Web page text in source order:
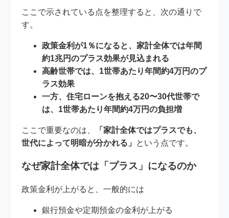
ここで示されている点を整理すると、次の通りで
す。
政策金利が1％になると、家計全体では年間
約1兆円のプラス効果が見込まれる
高齢世帯では、1世帯あたり年間約4万円のプ
ラス効果
一方、住宅ローンを抱える20〜30代世帯で
は、1世帯あたり年間約4万円の負担増
ここで重要なのは、
「家計全体ではプラスでも、
世代によって明暗が分かれる」 という点です。
なぜ家計全体では「プラス」になるのか
政策金利が上がると、一般的には
銀行預金や定期預金の金利が上がる